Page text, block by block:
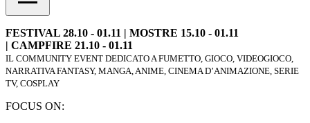
FESTIVAL 28.10 - 01.11 | MOSTRE 15.10 - 01.11
| CAMPFIRE 21.10 - 01.11
IL COMMUNITY EVENT DEDICATO A FUMETTO, GIOCO, VIDEOGIOCO,
NARRATIVA FANTASY, MANGA, ANIME, CINEMA D’ANIMAZIONE, SERIE
TV, COSPLAY
FOCUS ON: